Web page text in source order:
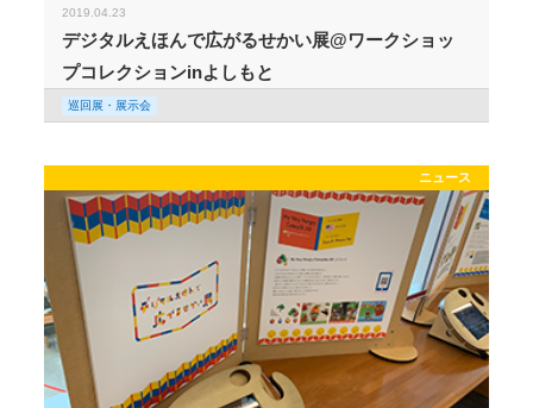
2019.04.23
デジタルえほんで広がるせかい展@ワークショッ
プコレクションinよしもと
巡回展・展示会
ニュース